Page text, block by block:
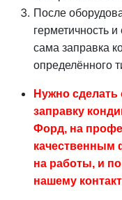
После
герметичность
сама заправка
определённого
Нужно сделать
заправку
Форд, на
качественным
на работы, и
нашему